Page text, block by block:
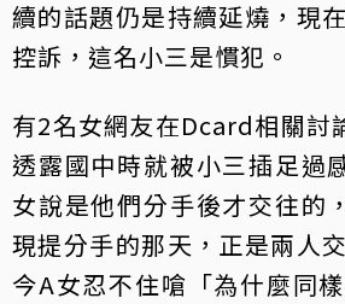
續的話題仍是持續延燒，現
控訴，這名小三是慣犯。
有2名女網友在Dcard相關討
透露國中時就被小三插足過
女說是他們分手後才交往的
現提分手的那天，正是兩人
今A女忍不住嗆「為什麼同